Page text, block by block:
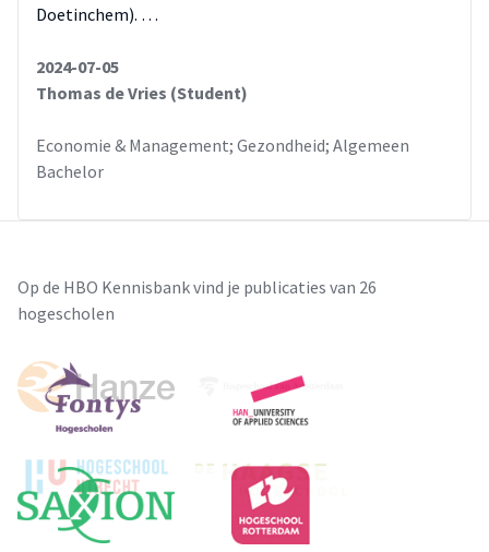
Doetinchem). …
2024-07-05
Thomas de Vries (Student)
Economie & Management; Gezondheid; Algemeen
Bachelor
Op de HBO Kennisbank vind je publicaties van 26
hogescholen